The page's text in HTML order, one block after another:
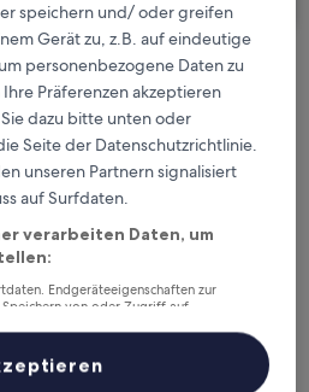
bei
für jede
Übernachtung
für Mitglieder
für diese Daten
speichern und/ oder greifen
Gerät zu, z.B. auf eindeutige
personenbezogene Daten zu
Präferenzen akzeptieren
dazu bitte unten oder
Seite der Datenschutzrichtlinie.
unseren Partnern signalisiert
auf Surfdaten.
verarbeiten Daten, um
Endgeräteeigenschaften zur
von oder Zugriff auf
und der Performance von Inhalten,
und Verbesserung von